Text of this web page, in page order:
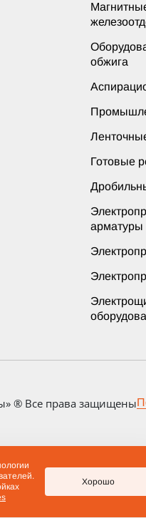
обжига
Готовые
арматуры
® Все права защищены
сайте, носит
Гражданского кодекса
сделок.
заказчиком.
Хорошо